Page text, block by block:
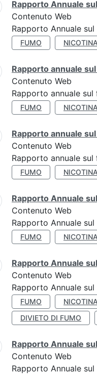
Rapporto Annuale
Contenuto Web
Rapporto Annuale sul
FUMO NICOTINA
Rapporto annuale
Contenuto Web
Rapporto annuale sul
FUMO NICOTINA
Rapporto annuale
Contenuto Web
Rapporto annuale
FUMO NICOTINA
Rapporto Annuale
Contenuto Web
Rapporto Annuale sul
FUMO NICOTINA
Rapporto Annuale
Contenuto Web
Rapporto Annuale sul
FUMO NICOTINA
DIVIETO DI FUMO
Rapporto Annuale
Contenuto Web
Rapporto Annuale sul